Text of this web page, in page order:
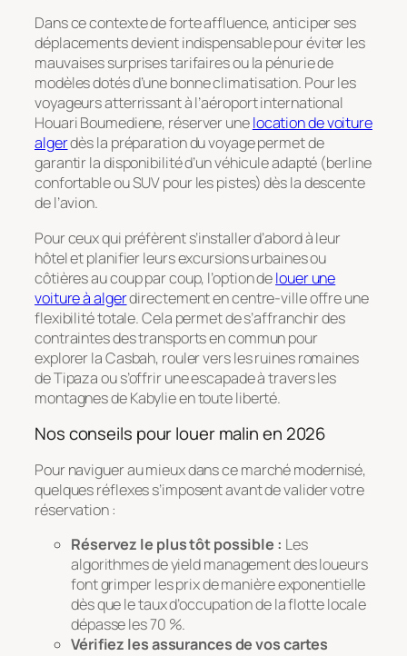
Dans ce contexte de forte affluence, anticiper ses
déplacements devient indispensable pour éviter les
mauvaises surprises tarifaires ou la pénurie de
modèles dotés d’une bonne climatisation. Pour les
voyageurs atterrissant à l’aéroport international
Houari Boumediene, réserver unelocation de voiture
algerdès la préparation du voyage permet de
garantir la disponibilité d’un véhicule adapté (berline
confortable ou SUV pour les pistes) dès la descente
de l’avion.
Pour ceux qui préfèrent s’installer d’abord à leur
hôtel et planifier leurs excursions urbaines ou
côtières au coup par coup, l’option delouer une
voiture à algerdirectement en centre-ville offre une
flexibilité totale. Cela permet de s’affranchir des
contraintes des transports en commun pour
explorer la Casbah, rouler vers les ruines romaines
de Tipaza ou s’offrir une escapade à travers les
montagnes de Kabylie en toute liberté.
Nos conseils pour louer malin en 2026
Pour naviguer au mieux dans ce marché modernisé,
quelques réflexes s’imposent avant de valider votre
réservation :
Réservez le plus tôt possible : Les
algorithmes deyield managementdes loueurs
font grimper les prix de manière exponentielle
dès que le taux d’occupation de la flotte locale
dépasse les 70 %.
Vérifiez les assurances de vos cartes